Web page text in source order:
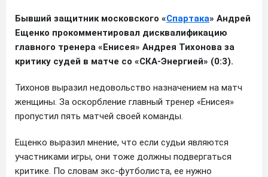
Бывший защитник московского «Спартака» Андрей
Ещенко прокомментировал дисквалификацию
главного тренера «Енисея» Андрея Тихонова за
критику судей в матче со «СКА-Энергией» (0:3).
Тихонов выразил недовольство назначением на матч
женщины. За оскорбление главный тренер «Енисея»
пропустил пять матчей своей команды.
Ещенко выразил мнение, что если судьи являются
участниками игры, они тоже должны подвергаться
критике. По словам экс-футболиста, ее нужно